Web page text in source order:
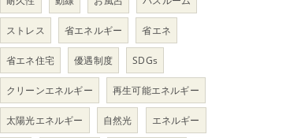
ストレス 省エネルギー 省エネ
省エネ住宅 優遇制度 SDGs
クリーンエネルギー 再生可能エネルギー
太陽光エネルギー 自然光 エネルギー